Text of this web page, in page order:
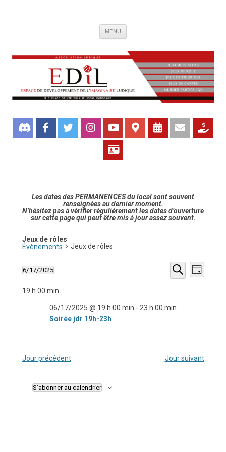
bordelaise
MENU
Les dates des PERMANENCES du local sont souvent
renseignées au dernier moment.
N’hésitez pas à vérifier régulièrement les dates d’ouverture
sur cette page qui peut être mis à jour assez souvent.
Jeux de rôles
Évènements
Jeux de rôles
Recherche
et
navigation
Recherche
de
vues
Jour
6/17/2025
date.
19 h 00 min
06/17/2025 @ 19 h 00 min - 23 h 00 min
Soirée jdr 19h-23h
Jour précédent Jour suivant
S’abonner au calendrier